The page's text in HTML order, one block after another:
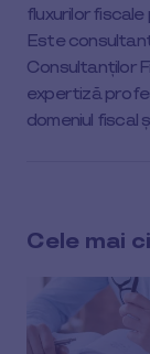
fluxurilor
Este
Consultanților
expertiză
domeniul fiscal
Cele mai